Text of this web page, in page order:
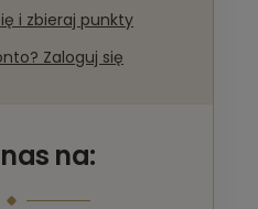
i zbieraj punkty
Zaloguj się
na: